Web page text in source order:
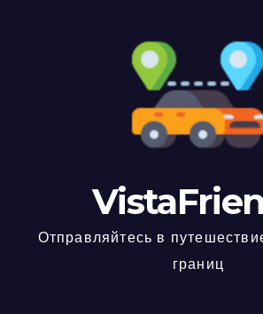
Отправляйтесь в
границ